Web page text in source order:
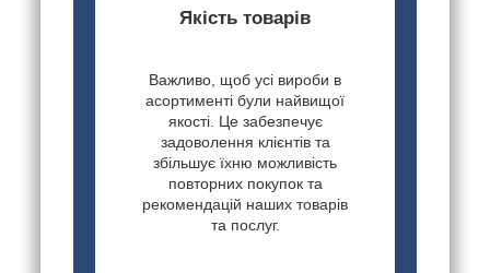
Якість товарів
Важливо, щоб усі вироби в
асортименті були найвищої
якості. Це забезпечує
задоволення клієнтів та
збільшує їхню можливість
повторних покупок та
рекомендацій наших товарів
та послуг.